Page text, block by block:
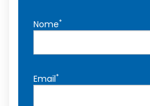
Nome*
Email*